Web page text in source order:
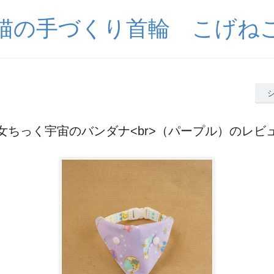
の手づくり首輪 こげね
ちっく宇宙のバンダナ<br>（パープル）のレビ